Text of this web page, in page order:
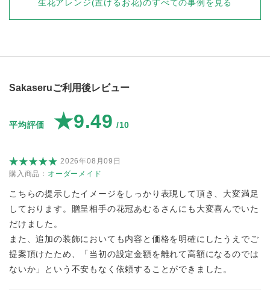
生花アレンジ(置けるお花)のすべての事例を見る
Sakaseruご利用後レビュー
平均評価 ★9.49 /10
2026年08月09日
購入商品： オーダーメイド
こちらの提示したイメージをしっかり表現して頂き、大変満足
しております。贈呈相手の花冠あむるさんにも大変喜んでいた
だけました。
また、追加の装飾においても内容と価格を明確にしたうえでご
提案頂けたため、「当初の設定金額を離れて高額になるのでは
ないか」という不安もなく依頼することができました。